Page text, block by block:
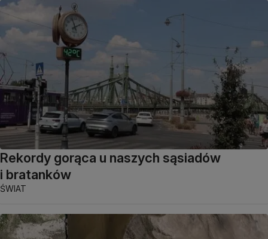
Rekordy gorąca u naszych sąsiadów
i bratanków
ŚWIAT